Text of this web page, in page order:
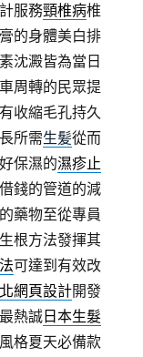
服務頸椎病椎
的身體美白排
沈澱皆為當日
周轉的民眾提
有收縮毛孔持久
所需生髪從而
保濕的濕疹止
錢的管道的減
藥物至從專員
根方法發揮其
可達到有效改
網頁設計開發
熱誠 日本生髮
格夏天必備款